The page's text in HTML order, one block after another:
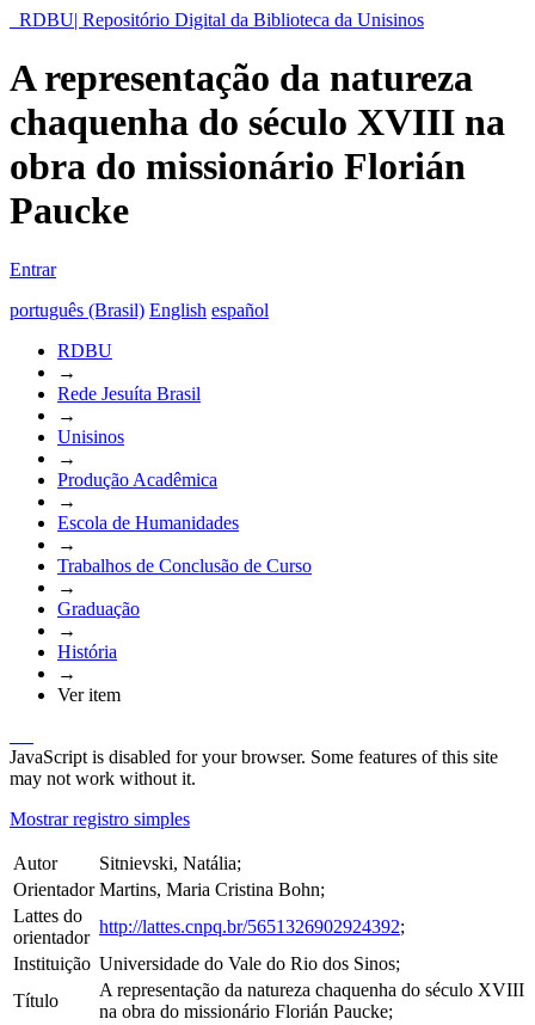
RDBU| Repositório Digital da Biblioteca da Unisinos
A representação da natureza
chaquenha do século XVIII na
obra do missionário Florián
Paucke
Entrar
português (Brasil) English español
RDBU
→
Rede Jesuíta Brasil
→
Unisinos
→
Produção Acadêmica
→
Escola de Humanidades
→
Trabalhos de Conclusão de Curso
→
Graduação
→
História
→
Ver item
JavaScript is disabled for your browser. Some features of this site
may not work without it.
Mostrar registro simples
Autor
Sitnievski, Natália;
Orientador Martins, Maria Cristina Bohn;
Lattes do
orientador
http://lattes.cnpq.br/5651326902924392;
Instituição Universidade do Vale do Rio dos Sinos;
Título
A representação da natureza chaquenha do século XVIII
na obra do missionário Florián Paucke;